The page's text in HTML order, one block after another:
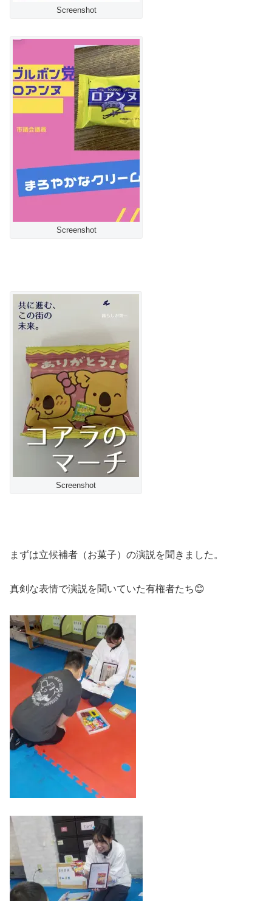
Screenshot
Screenshot
Screenshot
まずは立候補者（お菓子）の演説を聞きました。
真剣な表情で演説を聞いていた有権者たち😊